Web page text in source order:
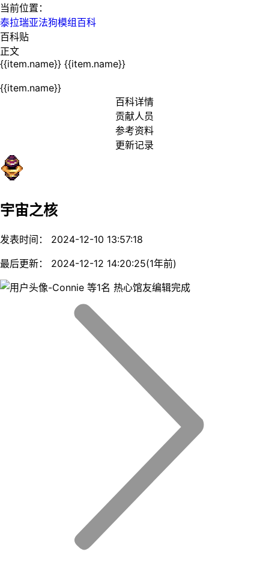
当前位置：
泰拉瑞亚法狗模组百科
百科贴
正文
{{item.name}} {{item.name}}
{{item.name}}
百科详情
贡献人员
参考资料
更新记录
宇宙之核
发表时间： 2024-12-10 13:57:18
最后更新： 2024-12-12 14:20:25(1年前)
等1名 热心馆友编辑完成